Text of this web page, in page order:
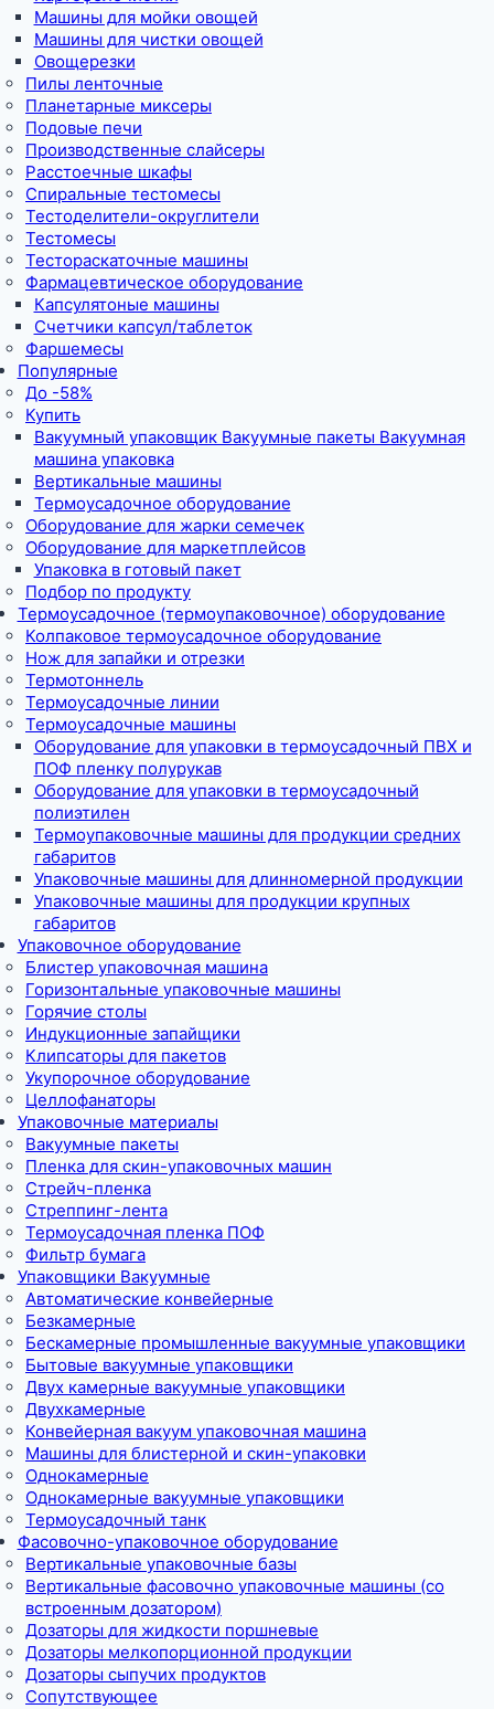
Машины для мойки овощей
Машины для чистки овощей
Овощерезки
Пилы ленточные
Планетарные миксеры
Подовые печи
Производственные слайсеры
Расстоечные шкафы
Спиральные тестомесы
Тестоделители-округлители
Тестомесы
Тестораскаточные машины
Фармацевтическое оборудование
Капсулятоные машины
Счетчики капсул/таблеток
Фаршемесы
Популярные
До -58%
Купить
Вакуумный упаковщик Вакуумные пакеты Вакуумная
машина упаковка
Вертикальные машины
Термоусадочное оборудование
Оборудование для жарки семечек
Оборудование для маркетплейсов
Упаковка в готовый пакет
Подбор по продукту
Термоусадочное (термоупаковочное) оборудование
Колпаковое термоусадочное оборудование
Нож для запайки и отрезки
Термотоннель
Термоусадочные линии
Термоусадочные машины
Оборудование для упаковки в термоусадочный ПВХ и
ПОФ пленку полурукав
Оборудование для упаковки в термоусадочный
полиэтилен
Термоупаковочные машины для продукции средних
габаритов
Упаковочные машины для длинномерной продукции
Упаковочные машины для продукции крупных
габаритов
Упаковочное оборудование
Блистер упаковочная машина
Горизонтальные упаковочные машины
Горячие столы
Индукционные запайщики
Клипсаторы для пакетов
Укупорочное оборудование
Целлофанаторы
Упаковочные материалы
Вакуумные пакеты
Пленка для скин-упаковочных машин
Стрейч-пленка
Стреппинг-лента
Термоусадочная пленка ПОФ
Фильтр бумага
Упаковщики Вакуумные
Автоматические конвейерные
Безкамерные
Бескамерные промышленные вакуумные упаковщики
Бытовые вакуумные упаковщики
Двух камерные вакуумные упаковщики
Двухкамерные
Конвейерная вакуум упаковочная машина
Машины для блистерной и скин-упаковки
Однокамерные
Однокамерные вакуумные упаковщики
Термоусадочный танк
Фасовочно-упаковочное оборудование
Вертикальные упаковочные базы
Вертикальные фасовочно упаковочные машины (со
встроенным дозатором)
Дозаторы для жидкости поршневые
Дозаторы мелкопорционной продукции
Дозаторы сыпучих продуктов
Сопутствующее